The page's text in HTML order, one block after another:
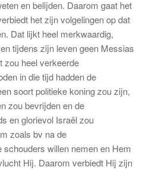
en belijden. Daarom gaat het
het zijn volgelingen op dat
Dat lijkt heel merkwaardig,
tijdens zijn leven geen Messias
zou heel verkeerde
in die tijd hadden de
soort politieke koning zou zijn,
zou bevrijden en de
en glorievol Israël zou
zoals bv na de
willen nemen en Hem
Hij. Daarom verbiedt Hij zijn